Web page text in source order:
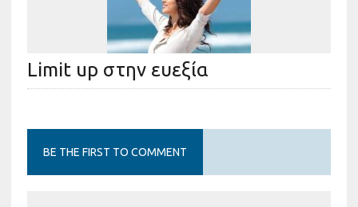
Limit up στην ευεξία
BE THE FIRST TO COMMENT